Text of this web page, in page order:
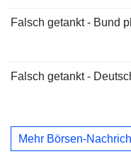
Falsch getankt - Bund
Falsch getankt -
Mehr Börsen-